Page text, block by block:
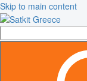
Skip to main content